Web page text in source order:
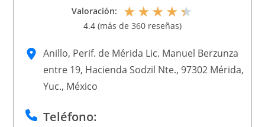
Valoración: ★★★★★
4.4 (más de 360 reseñas)
Anillo, Perif. de Mérida Lic. Manuel Berzunza
entre 19, Hacienda Sodzil Nte., 97302 Mérida,
Yuc., México
Teléfono: